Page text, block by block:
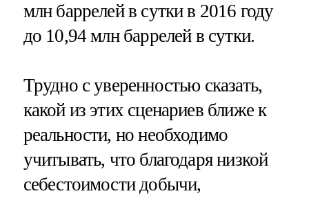
млн баррелей в сутки в 2016 году
до 10,94 млн баррелей в сутки.
Трудно с уверенностью сказать,
какой из этих сценариев ближе к
реальности, но необходимо
учитывать, что благодаря низкой
себестоимости добычи,